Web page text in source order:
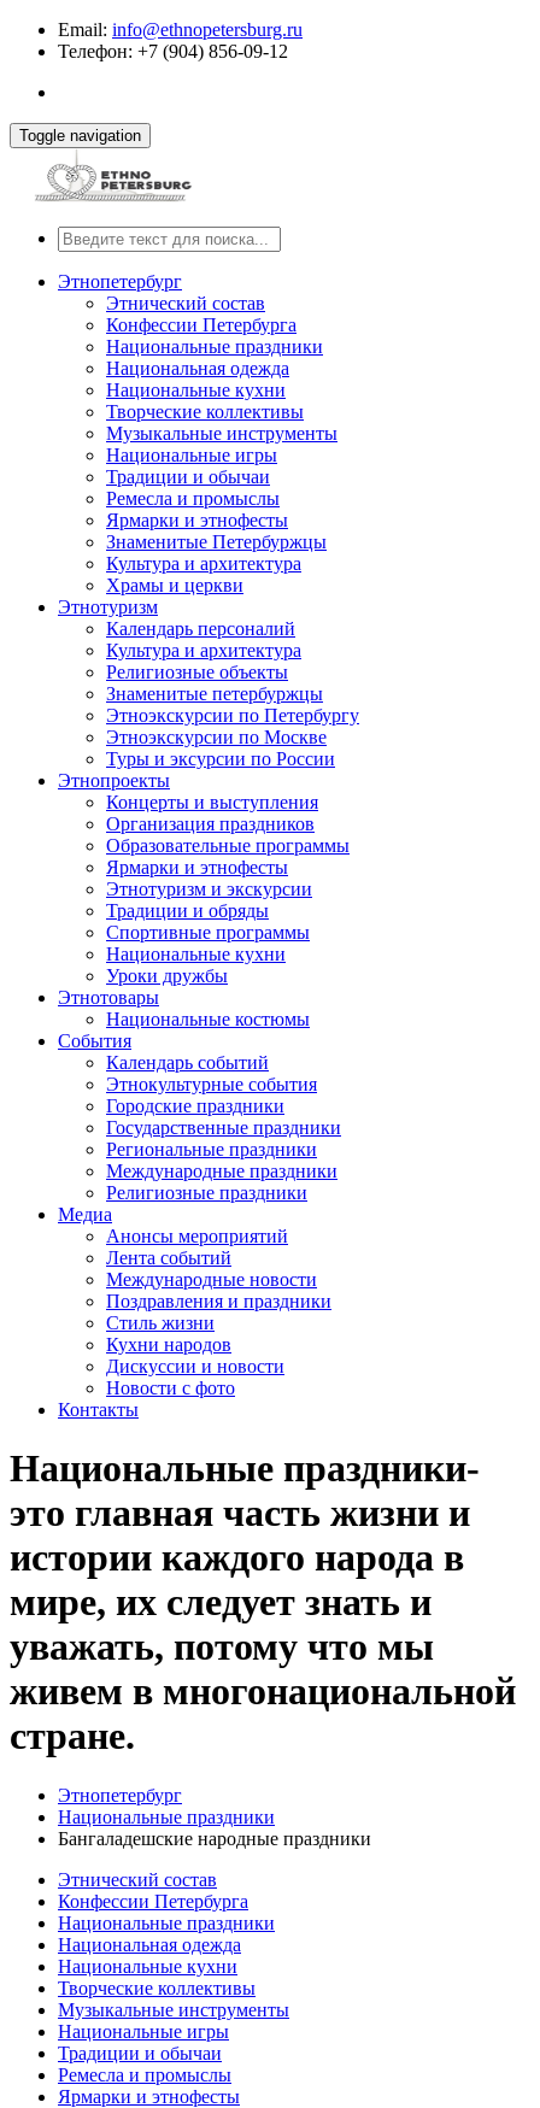
Email: info@ethnopetersburg.ru
Телефон: +7 (904) 856-09-12
Toggle navigation
Этнопетербург
Этнический состав
Конфессии Петербурга
Национальные праздники
Национальная одежда
Национальные кухни
Творческие коллективы
Музыкальные инструменты
Национальные игры
Традиции и обычаи
Ремесла и промыслы
Ярмарки и этнофесты
Знаменитые Петербуржцы
Культура и архитектура
Храмы и церкви
Этнотуризм
Календарь персоналий
Культура и архитектура
Религиозные объекты
Знаменитые петербуржцы
Этноэкскурсии по Петербургу
Этноэкскурсии по Москве
Туры и эксурсии по России
Этнопроекты
Концерты и выступления
Организация праздников
Образовательные программы
Ярмарки и этнофесты
Этнотуризм и экскурсии
Традиции и обряды
Спортивные программы
Национальные кухни
Уроки дружбы
Этнотовары
Национальные костюмы
События
Календарь событий
Этнокультурные события
Городские праздники
Государственные праздники
Региональные праздники
Международные праздники
Религиозные праздники
Медиа
Анонсы мероприятий
Лента событий
Международные новости
Поздравления и праздники
Cтиль жизни
Кухни народов
Дискуссии и новости
Новости с фото
Контакты
Национальные праздники-
это главная часть жизни и
истории каждого народа в
мире, их следует знать и
уважать, потому что мы
живем в многонациональной
стране.
Этнопетербург
Национальные праздники
Бангаладешские народные праздники
Этнический состав
Конфессии Петербурга
Национальные праздники
Национальная одежда
Национальные кухни
Творческие коллективы
Музыкальные инструменты
Национальные игры
Традиции и обычаи
Ремесла и промыслы
Ярмарки и этнофесты